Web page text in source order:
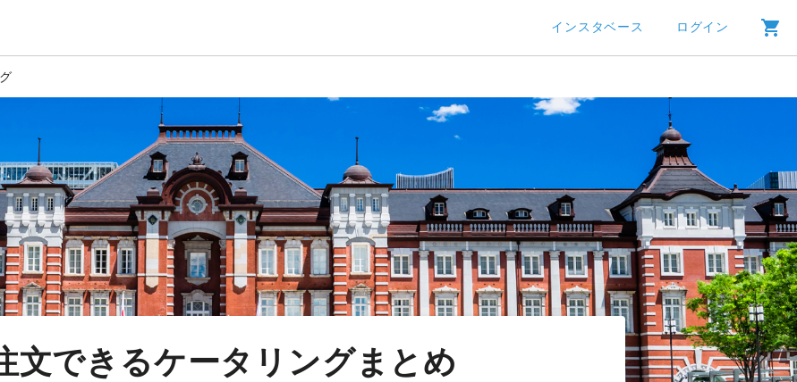
インスタベース ログイン
文できるケータリングまとめ